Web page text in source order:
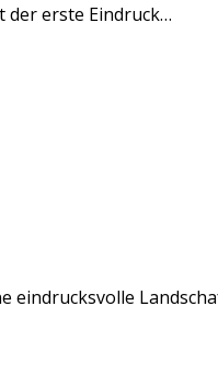
der erste Eindruck…
eindrucksvolle